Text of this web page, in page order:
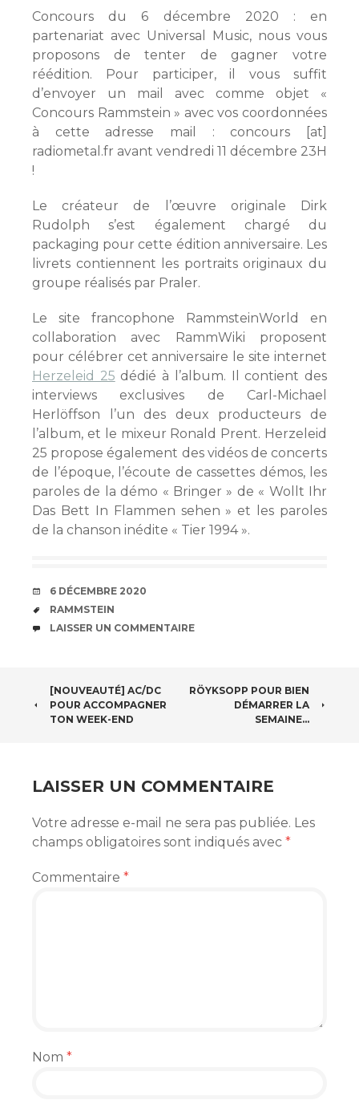
Concours du 6 décembre 2020 : en
partenariat avec Universal Music, nous vous
proposons de tenter de gagner votre
réédition. Pour participer, il vous suffit
d’envoyer un mail avec comme objet «
Concours Rammstein » avec vos coordonnées
à cette adresse mail : concours [at]
radiometal.fr avant vendredi 11 décembre 23H
!
Le créateur de l’œuvre originale Dirk
Rudolph s’est également chargé du
packaging pour cette édition anniversaire. Les
livrets contiennent les portraits originaux du
groupe réalisés par Praler.
Le site francophone RammsteinWorld en
collaboration avec RammWiki proposent
pour célébrer cet anniversaire le site internet
Herzeleid 25 dédié à l’album. Il contient des
interviews exclusives de Carl-Michael
Herlöffson l’un des deux producteurs de
l’album, et le mixeur Ronald Prent. Herzeleid
25 propose également des vidéos de concerts
de l’époque, l’écoute de cassettes démos, les
paroles de la démo « Bringer » de « Wollt Ihr
Das Bett In Flammen sehen » et les paroles
de la chanson inédite « Tier 1994 ».
DATE
6 DÉCEMBRE 2020
ÉTIQUETTES
RAMMSTEIN
COMMENTAIRES
LAISSER UN COMMENTAIRE
NAVIGATION
DES
[NOUVEAUTÉ] AC/DC
POUR ACCOMPAGNER
TON WEEK-END
RÖYKSOPP POUR BIEN
DÉMARRER LA
SEMAINE…
LAISSER UN COMMENTAIRE
Votre adresse e-mail ne sera pas publiée. Les
champs obligatoires sont indiqués avec *
Commentaire *
Nom *